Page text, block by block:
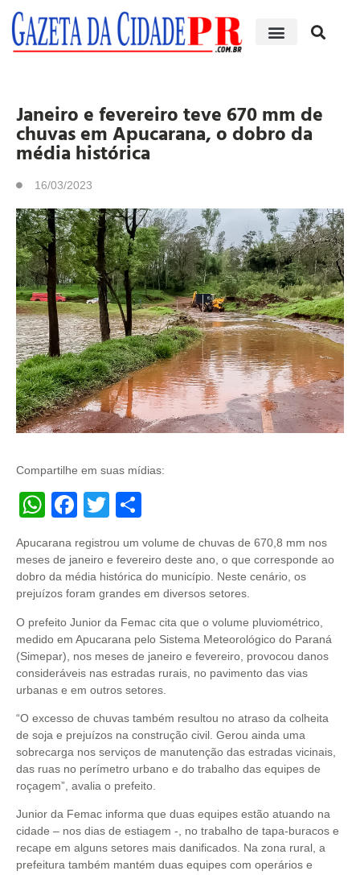
Janeiro e fevereiro teve 670 mm de
chuvas em Apucarana, o dobro da
média histórica
16/03/2023
Compartilhe em suas mídias:
WhatsApp
Facebook
Twitter
Apucarana registrou um volume de chuvas de 670,8 mm nos
meses de janeiro e fevereiro deste ano, o que corresponde ao
dobro da média histórica do município. Neste cenário, os
prejuízos foram grandes em diversos setores.
O prefeito Junior da Femac cita que o volume pluviométrico,
medido em Apucarana pelo Sistema Meteorológico do Paraná
(Simepar), nos meses de janeiro e fevereiro, provocou danos
consideráveis nas estradas rurais, no pavimento das vias
urbanas e em outros setores.
“O excesso de chuvas também resultou no atraso da colheita
de soja e prejuízos na construção civil. Gerou ainda uma
sobrecarga nos serviços de manutenção das estradas vicinais,
das ruas no perímetro urbano e do trabalho das equipes de
roçagem”, avalia o prefeito.
Junior da Femac informa que duas equipes estão atuando na
cidade – nos dias de estiagem -, no trabalho de tapa-buracos e
recape em alguns setores mais danificados. Na zona rural, a
prefeitura também mantém duas equipes com operários e